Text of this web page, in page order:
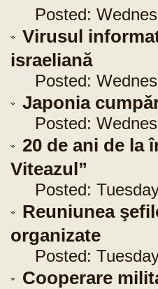
Posted:
Virusul
israeliană
Posted:
Japonia
Posted:
20 de ani de la
Viteazul”
Posted: Tuesday
Reuniunea
organizate
Posted: Tuesday
Cooperare